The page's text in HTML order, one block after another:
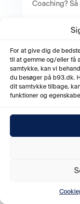
For at give dig de
til at gemme og/eller få
samtykke, kan vi
du besøger på b93.dk.
dit samtykke tilbage,
funktioner og
Coaching? Så